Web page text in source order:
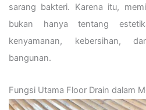
sarang bakteri. Karena itu,
bukan hanya tentang
kenyamanan, kebersihan,
bangunan.
Fungsi Utama Floor Drain dalam